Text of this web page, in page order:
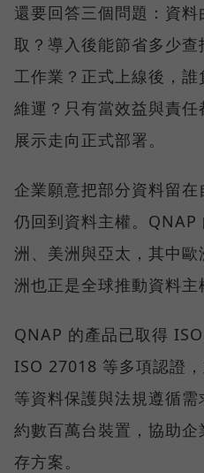
還要回答三個問題：資
取？導入後能節省多少查
工作業？正式上線後，
維運？只有當效益與責
展示走向正式部署。
企業願意把部分資料留
仍回到資料主權。QNAP
洲、美洲與亞太，其中
洲也正是全球推動資料主
QNAP 的產品已取得
ISO 27018 等多項認證
等資料保護與法規遵循
約數百萬台裝置，協助
存方案。